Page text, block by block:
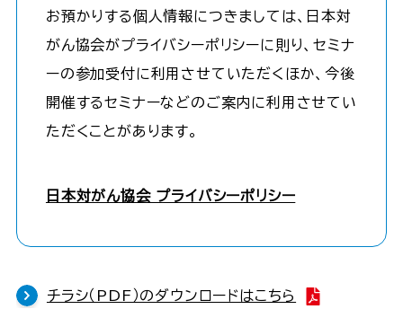
お預かりする個人情報につきましては、日本対
がん協会がプライバシーポリシーに則り、セミナ
ーの参加受付に利用させていただくほか、今後
開催するセミナーなどのご案内に利用させてい
ただくことがあります。
日本対がん協会 プライバシーポリシー
チラシ（PDF）のダウンロードはこちら